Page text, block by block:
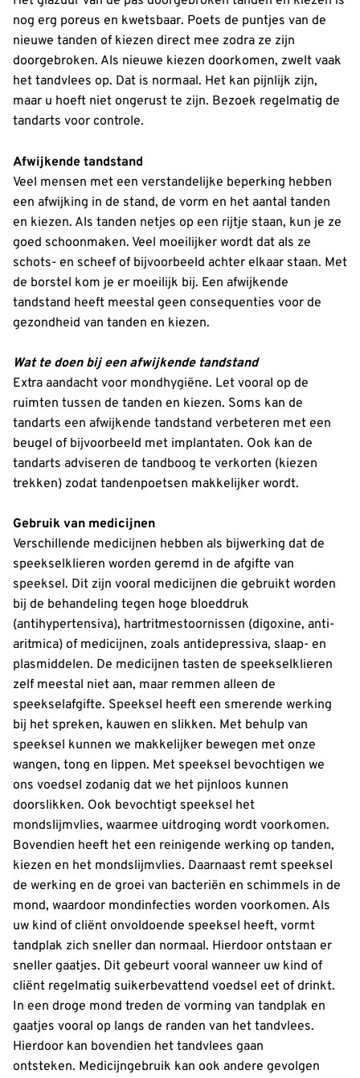
nog erg poreus en kwetsbaar. Poets de puntjes van de
nieuwe tanden of kiezen direct mee zodra ze zijn
doorgebroken. Als nieuwe kiezen doorkomen, zwelt vaak
het tandvlees op. Dat is normaal. Het kan pijnlijk zijn,
maar u hoeft niet ongerust te zijn. Bezoek regelmatig de
tandarts voor controle.
Afwijkende tandstand
Veel mensen met een verstandelijke beperking hebben
een afwijking in de stand, de vorm en het aantal tanden
en kiezen. Als tanden netjes op een rijtje staan, kun je ze
goed schoonmaken. Veel moeilijker wordt dat als ze
schots- en scheef of bijvoorbeeld achter elkaar staan. Met
de borstel kom je er moeilijk bij. Een afwijkende
tandstand heeft meestal geen consequenties voor de
gezondheid van tanden en kiezen.
Wat te doen bij een afwijkende tandstand
Extra aandacht voor mondhygiëne. Let vooral op de
ruimten tussen de tanden en kiezen. Soms kan de
tandarts een afwijkende tandstand verbeteren met een
beugel of bijvoorbeeld met implantaten. Ook kan de
tandarts adviseren de tandboog te verkorten (kiezen
trekken) zodat tandenpoetsen makkelijker wordt.
Gebruik van medicijnen
Verschillende medicijnen hebben als bijwerking dat de
speekselklieren worden geremd in de afgifte van
speeksel. Dit zijn vooral medicijnen die gebruikt worden
bij de behandeling tegen hoge bloeddruk
(antihypertensiva), hartritmestoornissen (digoxine, anti-
aritmica) of medicijnen, zoals antidepressiva, slaap- en
plasmiddelen. De medicijnen tasten de speekselklieren
zelf meestal niet aan, maar remmen alleen de
speekselafgifte. Speeksel heeft een smerende werking
bij het spreken, kauwen en slikken. Met behulp van
speeksel kunnen we makkelijker bewegen met onze
wangen, tong en lippen. Met speeksel bevochtigen we
ons voedsel zodanig dat we het pijnloos kunnen
doorslikken. Ook bevochtigt speeksel het
mondslijmvlies, waarmee uitdroging wordt voorkomen.
Bovendien heeft het een reinigende werking op tanden,
kiezen en het mondslijmvlies. Daarnaast remt speeksel
de werking en de groei van bacteriën en schimmels in de
mond, waardoor mondinfecties worden voorkomen. Als
uw kind of cliënt onvoldoende speeksel heeft, vormt
tandplak zich sneller dan normaal. Hierdoor ontstaan er
sneller gaatjes. Dit gebeurt vooral wanneer uw kind of
cliënt regelmatig suikerbevattend voedsel eet of drinkt.
In een droge mond treden de vorming van tandplak en
gaatjes vooral op langs de randen van het tandvlees.
Hierdoor kan bovendien het tandvlees gaan
ontsteken. Medicijngebruik kan ook andere gevolgen